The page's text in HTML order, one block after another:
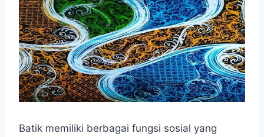
Batik memiliki berbagai fungsi sosial yang